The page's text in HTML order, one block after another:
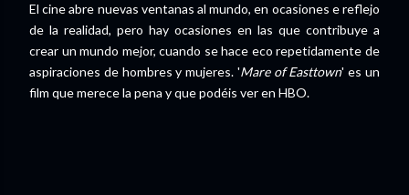
El cine abre nuevas ventanas al mundo, en ocasiones e reflejo
de la realidad, pero hay ocasiones en las que contribuye a
crear un mundo mejor, cuando se hace eco repetidamente de
aspiraciones de hombres y mujeres. 'Mare of Easttown' es un
film que merece la pena y que podéis ver en HBO.